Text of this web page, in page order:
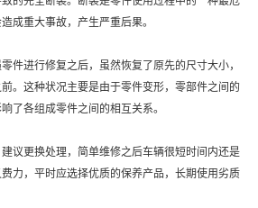
成重大事故，产生严重后果。
件进行修复之后，虽然恢复了原先的尺寸大小，
。这种状况主要是由于零件变形，零部件之间的
了各组成零件之间的相互关系。
议更换处理，简单维修之后车辆很短时间内还是
力，平时应选择优质的保养产品，长期使用劣质